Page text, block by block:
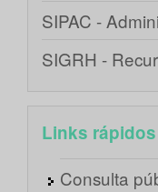
SIPAC -
SIGRH -
Links rápidos
Consulta